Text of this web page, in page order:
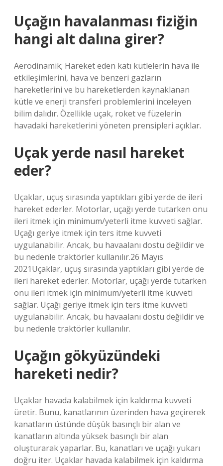
Uçağın havalanması fiziğin
hangi alt dalına girer?
Aerodinamik; Hareket eden katı kütlelerin hava ile
etkileşimlerini, hava ve benzeri gazların
hareketlerini ve bu hareketlerden kaynaklanan
kütle ve enerji transferi problemlerini inceleyen
bilim dalıdır. Özellikle uçak, roket ve füzelerin
havadaki hareketlerini yöneten prensipleri açıklar.
Uçak yerde nasıl hareket
eder?
Uçaklar, uçuş sırasında yaptıkları gibi yerde de ileri
hareket ederler. Motorlar, uçağı yerde tutarken onu
ileri itmek için minimum/yeterli itme kuvveti sağlar.
Uçağı geriye itmek için ters itme kuvveti
uygulanabilir. Ancak, bu havaalanı dostu değildir ve
bu nedenle traktörler kullanılır.26 Mayıs
2021Uçaklar, uçuş sırasında yaptıkları gibi yerde de
ileri hareket ederler. Motorlar, uçağı yerde tutarken
onu ileri itmek için minimum/yeterli itme kuvveti
sağlar. Uçağı geriye itmek için ters itme kuvveti
uygulanabilir. Ancak, bu havaalanı dostu değildir ve
bu nedenle traktörler kullanılır.
Uçağın gökyüzündeki
hareketi nedir?
Uçaklar havada kalabilmek için kaldırma kuvveti
üretir. Bunu, kanatlarının üzerinden hava geçirerek
kanatların üstünde düşük basınçlı bir alan ve
kanatların altında yüksek basınçlı bir alan
oluşturarak yaparlar. Bu, kanatları ve uçağı yukarı
doğru iter. Uçaklar havada kalabilmek için kaldırma